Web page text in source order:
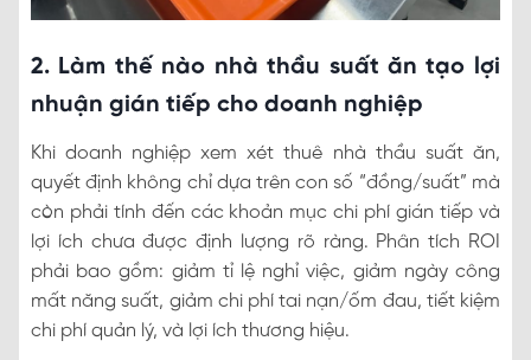
2. Làm thế nào nhà thầu suất ăn tạo lợi
nhuận gián tiếp cho doanh nghiệp
Khi doanh nghiệp xem xét thuê nhà thầu suất ăn,
quyết định không chỉ dựa trên con số “đồng/suất” mà
còn phải tính đến các khoản mục chi phí gián tiếp và
lợi ích chưa được định lượng rõ ràng. Phân tích ROI
phải bao gồm: giảm tỉ lệ nghỉ việc, giảm ngày công
mất năng suất, giảm chi phí tai nạn/ốm đau, tiết kiệm
chi phí quản lý, và lợi ích thương hiệu.